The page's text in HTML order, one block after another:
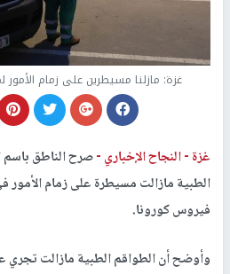
غزة: مازلنا مسيطرين على زمام
غزة -النجاح الإخباري -صرح الناطق
الطبية مازالت مسيطرة على زمام الأمور
فيروس كورونا.
وأوضح أن الطواقم الطبية مازالت تجري